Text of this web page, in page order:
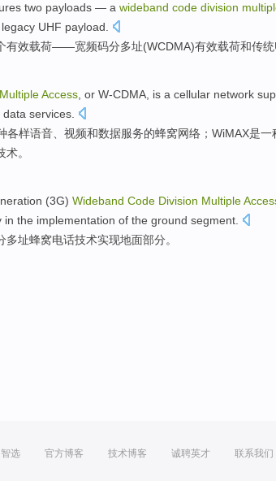
two payloads — a wideband code division
UHF payload.
有效载荷——宽频码分多址(WCDMA)有效载荷和传统
MultipleAccess , or W-CDMA is a cellular network
data services
各样语音 视频和数据服务的蜂窝网络 ；WiMAX是
。
(3G) Wideband Code Division Multiple
in the implementation of the ground segment
多址蜂窝电话技术实现地面部分。
选 官方博客 技术博客 诚聘英才 联系我们